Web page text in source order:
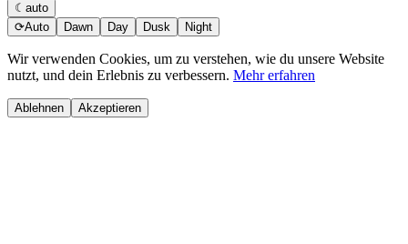
☾ auto
⟳Auto Dawn Day Dusk Night
Wir verwenden Cookies, um zu verstehen, wie du unsere Website
nutzt, und dein Erlebnis zu verbessern. Mehr erfahren
Ablehnen Akzeptieren